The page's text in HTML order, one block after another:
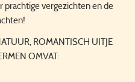
prachtige vergezichten en de
ROMANTISCH UITJE
OMVAT: